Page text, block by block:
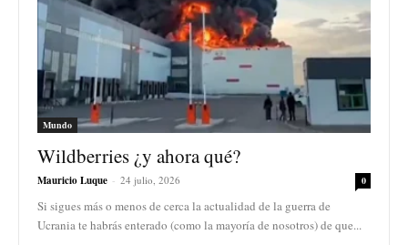
Mundo
Wildberries ¿y ahora qué?
Mauricio Luque - 24 julio, 2026 0
Si sigues más o menos de cerca la actualidad de la guerra de
Ucrania te habrás enterado (como la mayoría de nosotros) de que...